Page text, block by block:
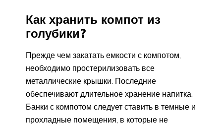
Как хранить компот из
голубики?
Прежде чем закатать емкости с компотом,
необходимо простерилизовать все
металлические крышки. Последние
обеспечивают длительное хранение напитка.
Банки с компотом следует ставить в темные и
прохладные помещения, в которые не